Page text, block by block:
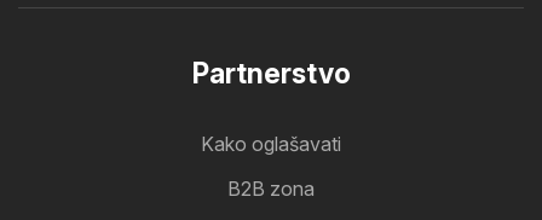
Partnerstvo
Kako oglašavati
B2B zona